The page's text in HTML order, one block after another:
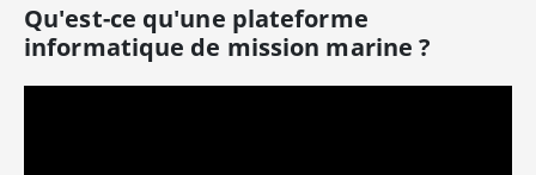
Qu'est-ce qu'une plateforme
informatique de mission marine ?